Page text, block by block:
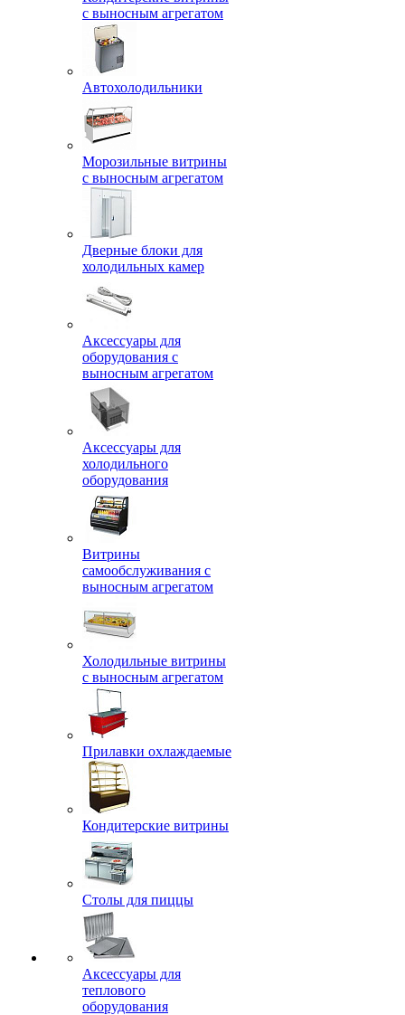
с выносным агрегатом
Автохолодильники
Морозильные витрины
с выносным агрегатом
Дверные блоки для
холодильных камер
Аксессуары для
оборудования с
выносным агрегатом
Аксессуары для
холодильного
оборудования
Витрины
самообслуживания с
выносным агрегатом
Холодильные витрины
с выносным агрегатом
Прилавки охлаждаемые
Кондитерские витрины
Столы для пиццы
Аксессуары для
теплового
оборудования